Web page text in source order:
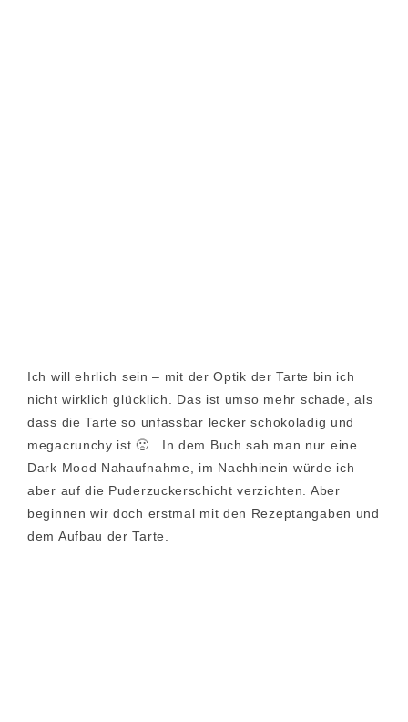
Ich will ehrlich sein – mit der Optik der Tarte bin ich
nicht wirklich glücklich. Das ist umso mehr schade, als
dass die Tarte so unfassbar lecker schokoladig und
megacrunchy ist 🙁 . In dem Buch sah man nur eine
Dark Mood Nahaufnahme, im Nachhinein würde ich
aber auf die Puderzuckerschicht verzichten. Aber
beginnen wir doch erstmal mit den Rezeptangaben und
dem Aufbau der Tarte.